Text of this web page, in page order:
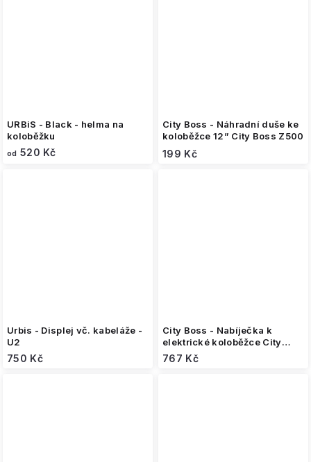
URBiS - Black - helma na
koloběžku
od 520 Kč
City Boss - Náhradní duše ke
koloběžce 12” City Boss Z500
199 Kč
Urbis - Displej vč. kabeláže -
U2
750 Kč
City Boss - Nabíječka k
elektrické koloběžce City
Boss V5/RX5 (48V)
767 Kč